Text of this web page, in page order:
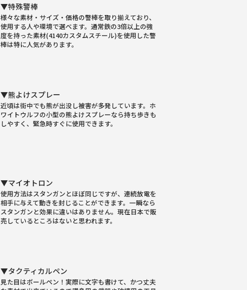
▼特殊警棒
様々な素材・サイズ・価格の警棒を取り揃えており、
使用する人や環境で選べます。通常鉄の3倍以上の強
度を持った素材(4140カスタムスチール)を使用した警
棒は特に人気があります。
▼熊よけスプレー
近頃は街中でも熊が出没し被害が多発しています。ホ
ワイトウルフの小型の熊よけスプレーなら持ち歩きも
しやすく、緊急時すぐに使用できます。
▼マイオトロン
使用方法はスタンガンとほぼ同じですが、連続放電を
相手に与えて動きを封じることができます。一瞬なら
スタンガンと効果に違いはありません。現在日本で販
売しているところはないと思われます。
▼タクティカルペン
見た目はボールペン！実際に文字も書けて、かつ丈夫